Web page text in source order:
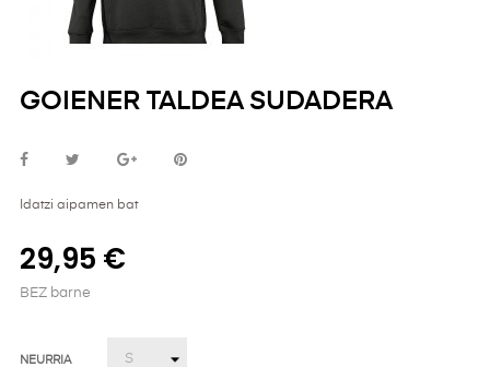
GOIENER TALDEA SUDADERA
Idatzi aipamen bat
29,95 €
BEZ barne
NEURRIA